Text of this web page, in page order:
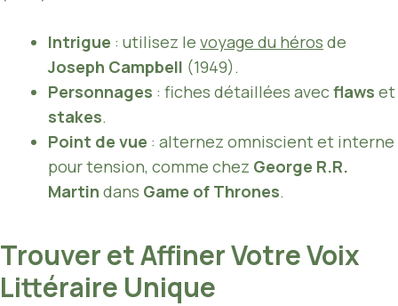
Intrigue : utilisez le voyage du héros de
Joseph Campbell (1949).
Personnages : fiches détaillées avec flaws et
stakes.
Point de vue : alternez omniscient et interne
pour tension, comme chez George R.R.
Martin dans Game of Thrones.
Trouver et Affiner Votre Voix
Littéraire Unique